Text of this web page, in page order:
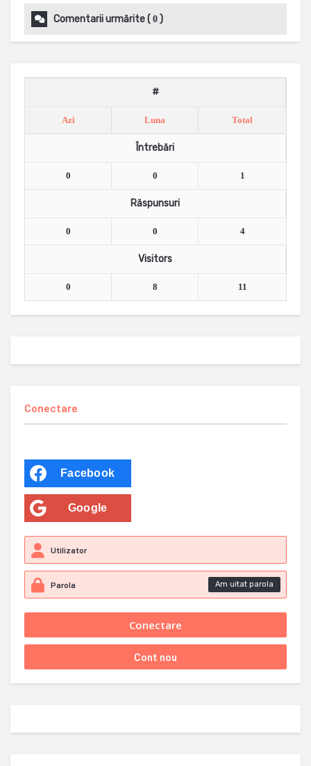
Comentarii urmărite( 0 )
#
Azi Luna Total
Întrebări
0 0 1
Răspunsuri
0 0 4
Visitors
0 8 11
Conectare
Facebook
Google
Am uitat parola